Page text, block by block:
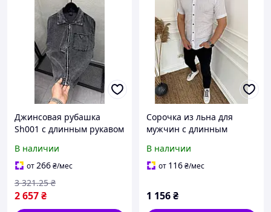
Джинсовая рубашка
Sh001 с длинным рукавом
качественного материала
в стильном дизайне
В наличии
от266₴/мес
2 657₴
3 321.25 ₴
Сорочка из льна для
мужчин с длинным
цвета из качественного
льняного материала
В наличии
от 116₴/мес
1 156₴